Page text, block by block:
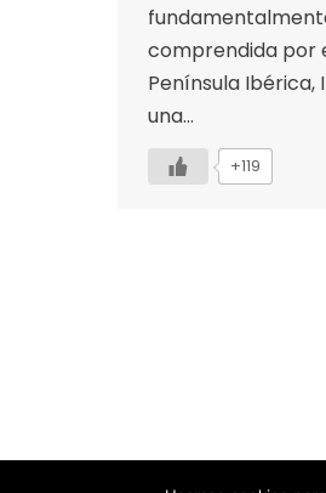
comprendida por
Península Ibérica,
una…
+119